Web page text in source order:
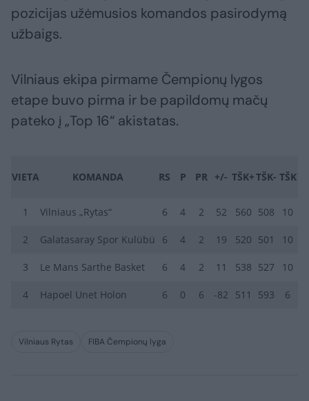
pozicijas užėmusios komandos pasirodymą
užbaigs.
Vilniaus ekipa pirmame Čempionų lygos
etape buvo pirma ir be papildomų mačų
pateko į „Top 16“ akistatas.
VIETA KOMANDA RS P PR +/- TŠK+TŠK- TŠK
1 Vilniaus „Rytas“ 6 4 2 52 560 508 10
2 Galatasaray Spor Kulübü 6 4 2 19 520 501 10
3 Le Mans Sarthe Basket 6 4 2 11 538 527 10
4 Hapoel Unet Holon 6 0 6 -82 511 593 6
Vilniaus Rytas FIBA Čempionų lyga